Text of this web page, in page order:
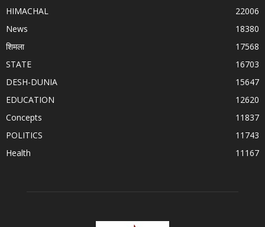
HIMACHAL
22006
News
18380
शिमला
17568
STATE
16703
DESH-DUNIA
15647
EDUCATION
12620
Concepts
11837
POLITICS
11743
Health
11167